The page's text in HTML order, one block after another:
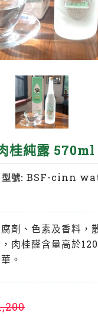
桂純露 570ml
型號: BSF-cinn
劑、色素及香料，
肉桂醛含量高於
。